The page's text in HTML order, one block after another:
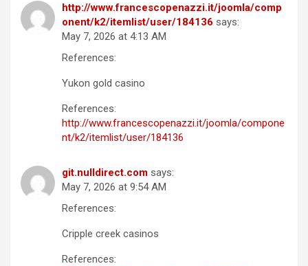
http://www.francescopenazzi.it/joomla/comp
onent/k2/itemlist/user/184136 says:
May 7, 2026 at 4:13 AM
References:
Yukon gold casino
References:
http://www.francescopenazzi.it/joomla/compone
nt/k2/itemlist/user/184136
git.nulldirect.com says:
May 7, 2026 at 9:54 AM
References:
Cripple creek casinos
References: